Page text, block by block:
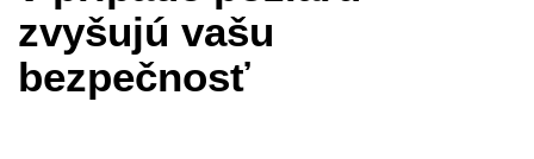
zvyšujú vašu
bezpečnosť